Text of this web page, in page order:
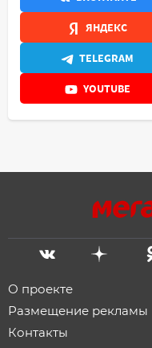
ЯНДЕКС
TELEGRAM
YOUTUBE
О проекте
Размещение рекламы
Контакты